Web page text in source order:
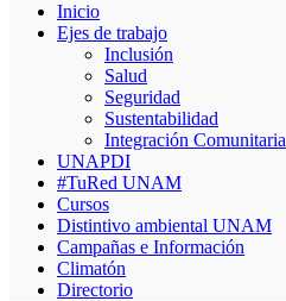
Inicio
Ejes de trabajo
Inclusión
Salud
Seguridad
Sustentabilidad
Integración Comunitaria
UNAPDI
#TuRed UNAM
Cursos
Distintivo ambiental UNAM
Campañas e Información
Climatón
Directorio